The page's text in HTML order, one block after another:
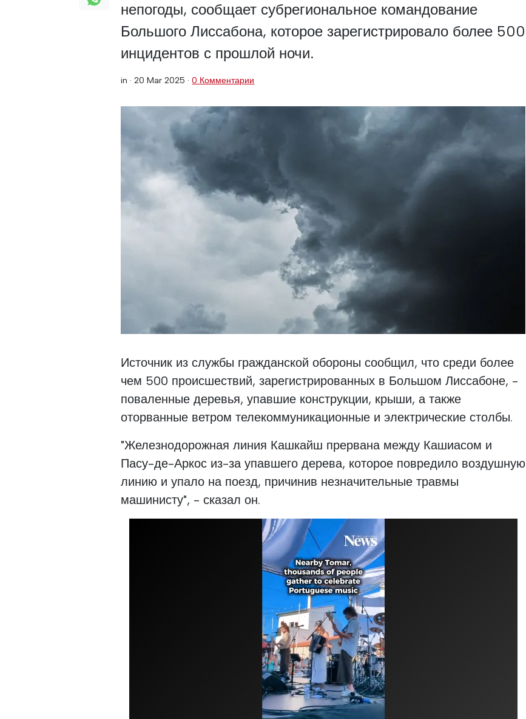
непогоды, сообщает субрегиональное командование
Большого Лиссабона, которое зарегистрировало более 500
инцидентов с прошлой ночи.
in ·20 Mar 2025 ·0 Комментарии
Источник из службы гражданской обороны сообщил, что среди более
чем 500 происшествий, зарегистрированных в Большом Лиссабоне, -
поваленные деревья, упавшие конструкции, крыши, а также
оторванные ветром телекоммуникационные и электрические столбы.
"Железнодорожная линия Кашкайш прервана между Кашиасом и
Пасу-де-Аркос из-за упавшего дерева, которое повредило воздушную
линию и упало на поезд, причинив незначительные травмы
машинисту", - сказал он.